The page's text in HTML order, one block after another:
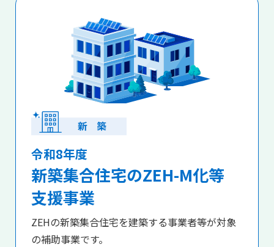
令和8年度
新築集合住宅のZEH-M化等
支援事業
ZEHの新築集合住宅を建築する事業者等が対象
の補助事業です。